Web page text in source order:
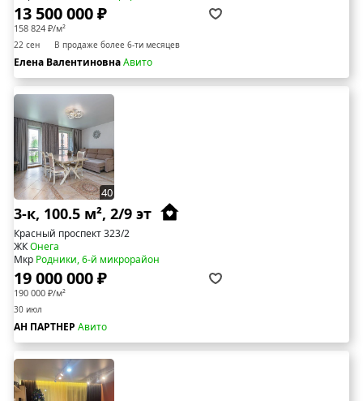
13 500 000 ₽
158 824 ₽/м²
22 сен В продаже более 6-ти месяцев
Елена ВалентиновнаАвито
40
3-к, 100.5 м², 2/9 эт
Красный проспект 323/2
ЖКОнега
Мкр Родники, 6-й микрорайон
19 000 000 ₽
190 000 ₽/м²
30 июл
АН ПАРТНЕР Авито